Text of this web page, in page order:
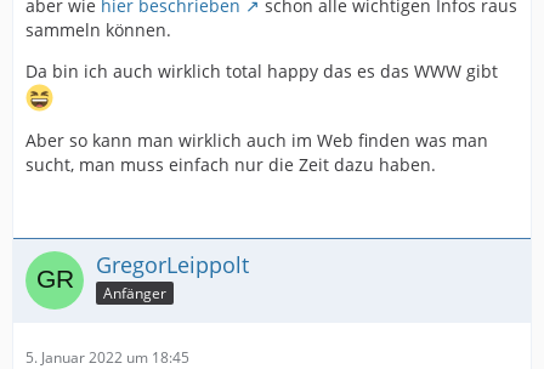
aber wie hier beschrieben
schon alle wichtigen Infos raus
sammeln können.
Da bin ich auch wirklich total happy das es das WWW gibt
Aber so kann man wirklich auch im Web finden was man
sucht, man muss einfach nur die Zeit dazu haben.
GregorLeippolt
Anfänger
5. Januar 2022 um 18:45